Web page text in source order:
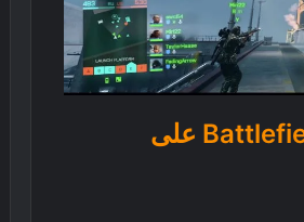
أدنى متطلبات تشغيل لـ Battlefield 2042 على